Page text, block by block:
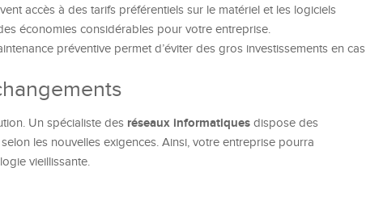
accès à des tarifs préférentiels sur le matériel et les logiciels
économies considérables pour votre entreprise.
préventive permet d’éviter des gros investissements en cas
Un spécialiste des réseaux informatiques dispose des
les nouvelles exigences. Ainsi, votre entreprise pourra
vieillissante.